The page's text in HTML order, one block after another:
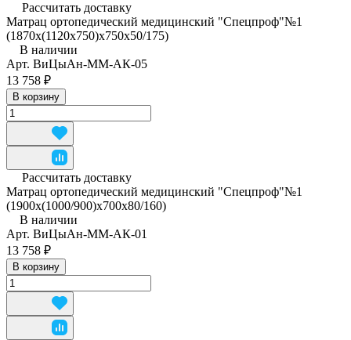
Рассчитать доставку
Матрац ортопедический медицинский "Спецпроф"№1
(1870х(1120х750)х750х50/175)
В наличии
Арт. ВиЦыАн-ММ-АК-05
13 758 ₽
В корзину
Рассчитать доставку
Матрац ортопедический медицинский "Спецпроф"№1
(1900х(1000/900)х700х80/160)
В наличии
Арт. ВиЦыАн-ММ-АК-01
13 758 ₽
В корзину